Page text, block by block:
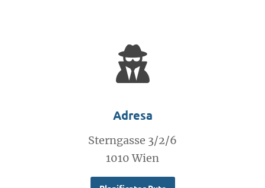
Adresa
Sterngasse 3/2/6
1010 Wien